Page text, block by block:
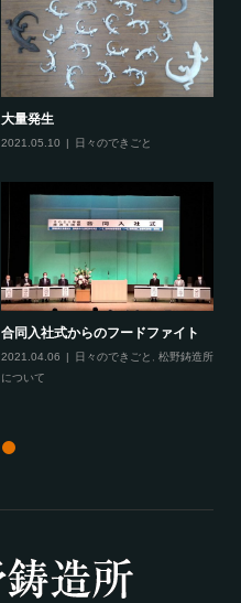
大量発生
2021.05.10 日々のできごと
合同入社式からのフードファイト
2021.04.06 日々のできごと
松野鋳造所
について